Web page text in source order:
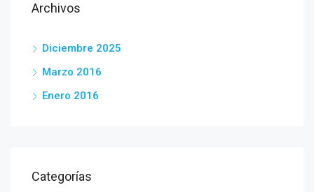
Archivos
Diciembre 2025
Marzo 2016
Enero 2016
Categorías